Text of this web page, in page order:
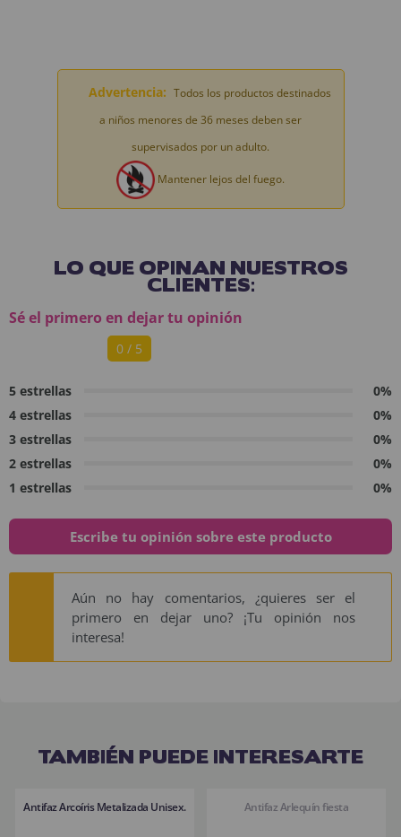
Advertencia: Todos los productos destinados
a niños menores de 36 meses deben ser
supervisados por un adulto.
Mantener lejos del fuego.
LO QUE OPINAN NUESTROS
CLIENTES:
Sé el primero en dejar tu opinión
0 / 5
5 estrellas
0%
4 estrellas
0%
3 estrellas
0%
2 estrellas
0%
1 estrellas
0%
Escribe tu opinión sobre este producto
Aún no hay comentarios, ¿quieres ser el
primero en dejar uno? ¡Tu opinión nos
interesa!
TAMBIÉN PUEDE INTERESARTE
Antifaz Arcoíris Metalizada Unisex. Antifaz Arlequín fiesta